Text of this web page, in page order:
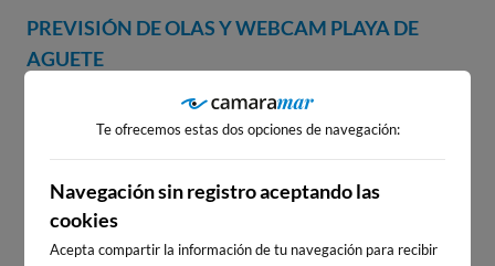
PREVISIÓN DE OLAS Y WEBCAM PLAYA DE
AGUETE
PREVISIÓN METEOROLOGÍA
Te ofrecemos estas dos opciones de navegación:
Navegación sin registro aceptando las
cookies
Acepta compartir la información de tu navegación para recibir